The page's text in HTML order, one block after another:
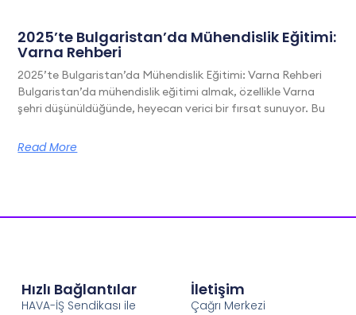
2025’te Bulgaristan’da Mühendislik Eğitimi:
Varna Rehberi
2025’te Bulgaristan’da Mühendislik Eğitimi: Varna Rehberi
Bulgaristan’da mühendislik eğitimi almak, özellikle Varna
şehri düşünüldüğünde, heyecan verici bir fırsat sunuyor. Bu
Read More
Hızlı Bağlantılar
HAVA-İŞ Sendikası ile
İletişim
Çağrı Merkezi